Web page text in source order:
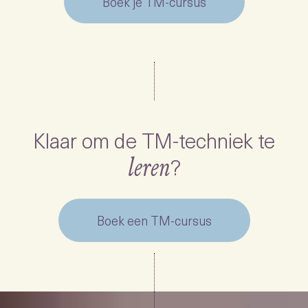
Klaar om de TM-techniek te
leren?
Boek een TM-cursus